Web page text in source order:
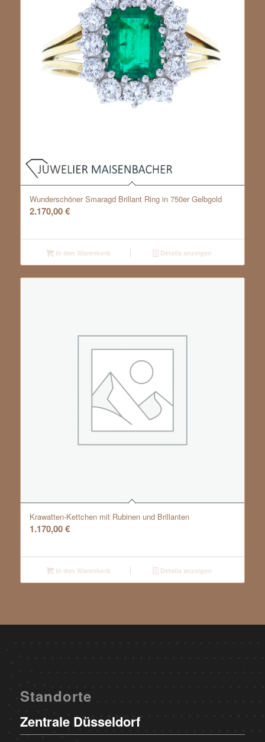
Wunderschöner Smaragd Brillant Ring in 750er Gelbgold
2.170,00€
In den Warenkorb Details anzeigen
Krawatten-Kettchen mit Rubinen und Brillanten
1.170,00€
In den Warenkorb Details anzeigen
Standorte
Zentrale Düsseldorf